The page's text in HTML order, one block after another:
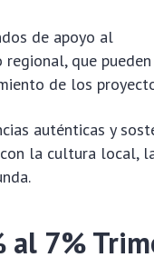
de apoyo al
que pueden
de los
auténticas y
la cultura local,
al 7%